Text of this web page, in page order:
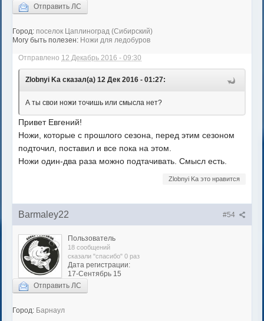
Отправить ЛС
Город: поселок Цаплиноград (Сибирский)
Могу быть полезен: Ножи для ледобуров
Отправлено 12 Декабрь 2016 - 09:30
Zlobnyi Ka сказал(а) 12 Дек 2016 - 01:27:
А ты свои ножи точишь или смысла нет?
Привет Евгений!
Ножи, которые с прошлого сезона, перед этим сезоном
подточил, поставил и все пока на этом.
Ножи один-два раза можно подтачивать. Смысл есть.
Zlobnyi Ka это нравится
#54
Barmaley22
Пользователь
18 сообщений
сказали "спасибо" 0 раз
Дата регистрации:
17-Сентябрь 15
Отправить ЛС
Город: Барнаул